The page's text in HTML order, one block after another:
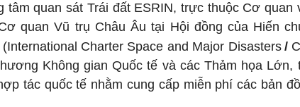
tâm quan sát Trái đất ESRIN, trực thuộc Cơ quan
quan Vũ trụ Châu Âu tại Hội đồng của Hiến
Charter Space and Major Disasters /
Không gian Quốc tế và các Thảm họa Lớn,
tác quốc tế nhằm cung cấp miễn phí các bản